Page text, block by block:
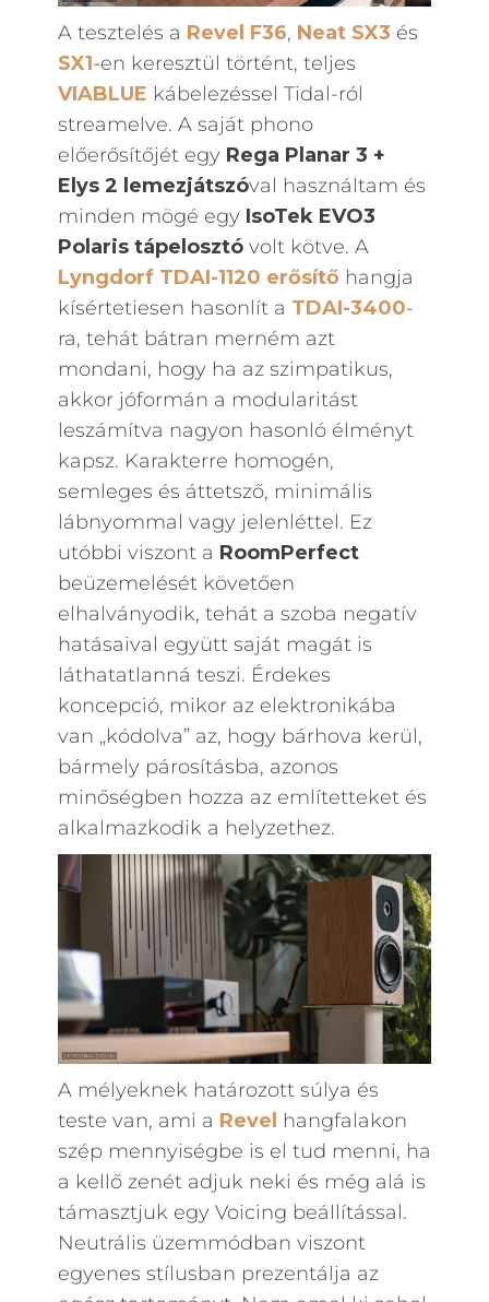
A tesztelés a Revel F36, Neat SX3 és
SX1-en keresztül történt, teljes
VIABLUE kábelezéssel Tidal-ról
streamelve. A saját phono
előerősítőjét egy Rega Planar 3 +
Elys 2 lemezjátszóval használtam és
minden mögé egy IsoTek EVO3
Polaris tápelosztóvolt kötve. A
Lyngdorf TDAI-1120 erősítőhangja
kísértetiesen hasonlít a TDAI-3400-
ra, tehát bátran merném azt
mondani, hogy ha az szimpatikus,
akkor jóformán a modularitást
leszámítva nagyon hasonló élményt
kapsz. Karakterre homogén,
semleges és áttetsző, minimális
lábnyommal vagy jelenléttel. Ez
utóbbi viszont a RoomPerfect
beüzemelését követően
elhalványodik, tehát a szoba negatív
hatásaival együtt saját magát is
láthatatlanná teszi. Érdekes
koncepció, mikor az elektronikába
van „kódolva” az, hogy bárhova kerül,
bármely párosításba, azonos
minőségben hozza az említetteket és
alkalmazkodik a helyzethez.
A mélyeknek határozott súlya és
teste van, ami a Revel hangfalakon
szép mennyiségbe is el tud menni, ha
a kellő zenét adjuk neki és még alá is
támasztjuk egy Voicing beállítással.
Neutrális üzemmódban viszont
egyenes stílusban prezentálja az